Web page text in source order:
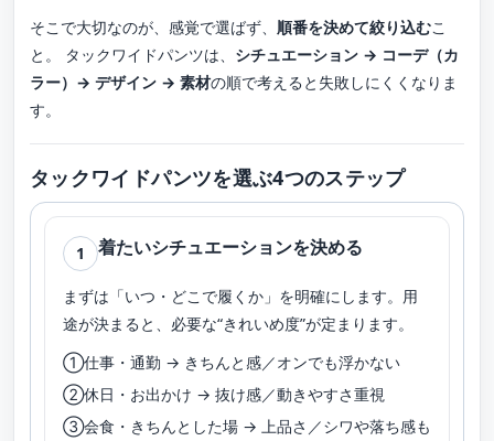
そこで大切なのが、感覚で選ばず、 順番を決めて絞り込むこ
と。 タックワイドパンツは、 シチュエーション → コーデ（カ
ラー）→ デザイン → 素材の順で考えると失敗しにくくなりま
す。
タックワイドパンツを選ぶ4つのステップ
1 着たいシチュエーションを決める
まずは「いつ・どこで履くか」を明確にします。用
途が決まると、必要な“きれいめ度”が定まります。
①仕事・通勤 → きちんと感／オンでも浮かない
②休日・お出かけ → 抜け感／動きやすさ重視
③会食・きちんとした場 → 上品さ／シワや落ち感も